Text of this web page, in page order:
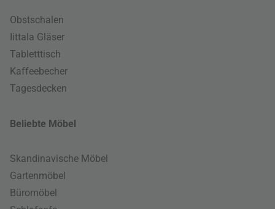
Obstschalen
Iittala Gläser
Tabletttisch
Kaffeebecher
Tagesdecken
Beliebte Möbel
Skandinavische Möbel
Gartenmöbel
Büromöbel